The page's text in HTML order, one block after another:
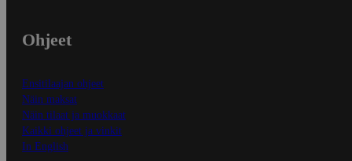
Ohjeet
Ensitilaajan ohjeet
Näin maksat
Näin tilaat ja muokkaat
Kaikki ohjeet ja vinkit
In English